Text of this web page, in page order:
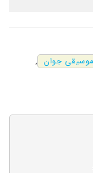
جوان ,